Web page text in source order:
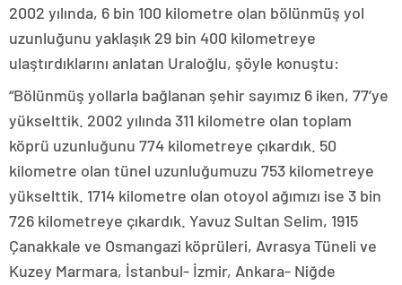
2002 yılında, 6 bin 100 kilometre olan bölünmüş yol
uzunluğunu yaklaşık 29 bin 400 kilometreye
ulaştırdıklarını anlatan Uraloğlu, şöyle konuştu:
“Bölünmüş yollarla bağlanan şehir sayımız 6 iken, 77’ye
yükselttik. 2002 yılında 311 kilometre olan toplam
köprü uzunluğunu 774 kilometreye çıkardık. 50
kilometre olan tünel uzunluğumuzu 753 kilometreye
yükselttik. 1714 kilometre olan otoyol ağımızı ise 3 bin
726 kilometreye çıkardık. Yavuz Sultan Selim, 1915
Çanakkale ve Osmangazi köprüleri, Avrasya Tüneli ve
Kuzey Marmara, İstanbul- İzmir, Ankara- Niğde